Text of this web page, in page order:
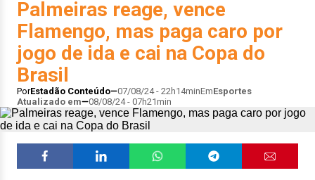
Palmeiras reage, vence
Flamengo, mas paga caro por
jogo de ida e cai na Copa do
Brasil
PorEstadão Conteúdo 07/08/24 - 22h14minEmEsportes
Atualizado em
08/08/24 - 07h21min